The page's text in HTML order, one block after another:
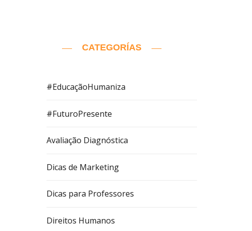
CATEGORÍAS
#EducaçãoHumaniza
#FuturoPresente
Avaliação Diagnóstica
Dicas de Marketing
Dicas para Professores
Direitos Humanos